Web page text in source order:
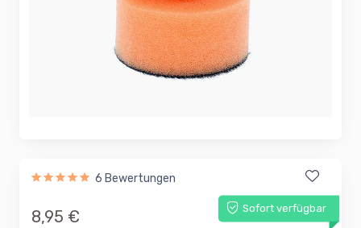
6 Bewertungen
Sofort verfügbar
8,95 €